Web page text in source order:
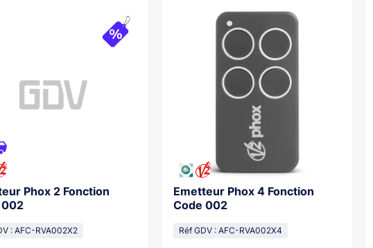
Phox 2 Fonction
002
: AFC-RVA002X2
Emetteur Phox 4 Fonction
Code 002
Réf GDV : AFC-RVA002X4